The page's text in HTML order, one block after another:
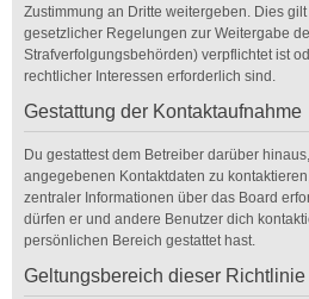
Zustimmung an Dritte weitergeben. Dies
gesetzlicher Regelungen zur Weitergabe
Strafverfolgungsbehörden) verpflichtet ist
rechtlicher Interessen erforderlich sind.
Gestattung der Kontaktaufnahme
Du gestattest dem Betreiber darüber
angegebenen Kontaktdaten zu
zentraler Informationen über das Board
dürfen er und andere Benutzer dich
persönlichen Bereich gestattet hast.
Geltungsbereich dieser Richtlinie